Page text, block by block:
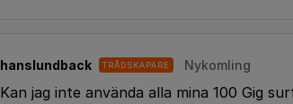
hanslundback TRÅDSKAPARE Nykomling
Kan jag inte använda alla mina 100 Gig